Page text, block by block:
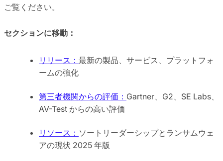
ご覧ください。
セクションに移動：
リリース： 最新の製品、サービス、プラットフォ
ームの強化
第三者機関からの評価： Gartner、G2、SE Labs、
AV-Test からの高い評価
リソース： ソートリーダーシップとランサムウェ
アの現状 2025 年版